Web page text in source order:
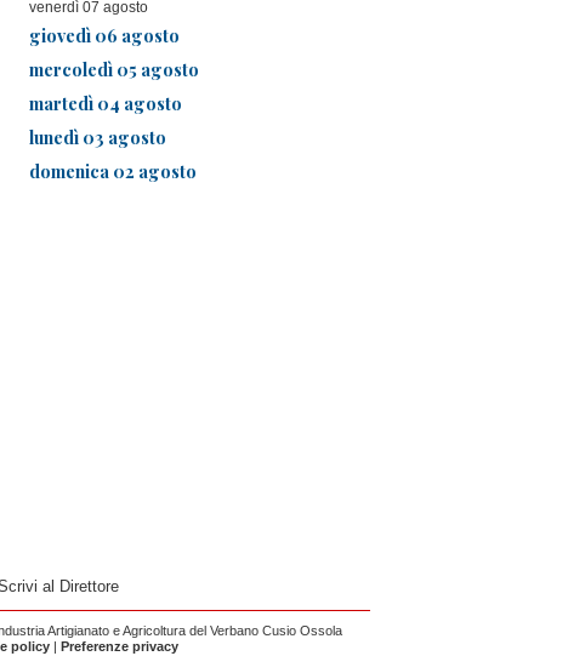
venerdì 07 agosto
giovedì 06 agosto
mercoledì 05 agosto
martedì 04 agosto
lunedì 03 agosto
domenica 02 agosto
al Direttore
Artigianato e Agricoltura del Verbano Cusio Ossola
policy| Preferenze privacy